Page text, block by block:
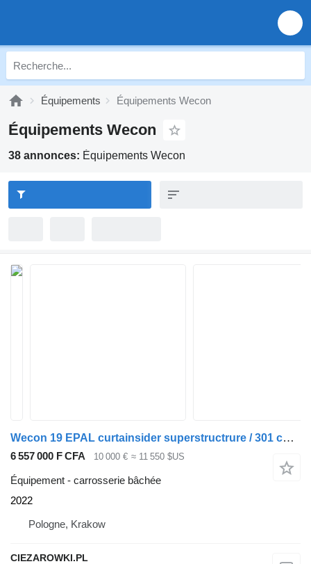
Équipements Équipements Wecon
Équipements Wecon
38 annonces: Équipements Wecon
Wecon 19 EPAL curtainsider superstructrure / 301 cm height / 2022 / 2
6 557 000 F CFA 10 000 € ≈ 11 550 $US
Équipement - carrosserie bâchée
2022
Pologne, Krakow
CIEZAROWKI.PL